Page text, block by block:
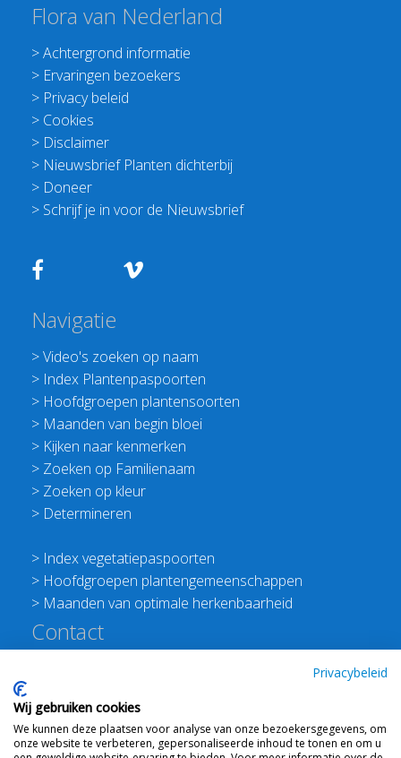
Flora van Nederland
>Achtergrond informatie
> Ervaringen bezoekers
> Privacy beleid
> Cookies
> Disclaimer
> Nieuwsbrief Planten dichterbij
> Doneer
> Schrijf je in voor de Nieuwsbrief
Navigatie
>Video's zoeken op naam
> Index Plantenpaspoorten
> Hoofdgroepen plantensoorten
> Maanden van begin bloei
> Kijken naar kenmerken
> Zoeken op Familienaam
> Zoeken op kleur
> Determineren
> Index vegetatiepaspoorten
> Hoofdgroepen plantengemeenschappen
> Maanden van optimale herkenbaarheid
Contact
E:info@floravannederland.nl
Plein 1992 70F 6221JP Maastricht
Privacybeleid
Wij gebruiken cookies
We kunnen deze plaatsen voor analyse van onze bezoekersgegevens, om
onze website te verbeteren, gepersonaliseerde inhoud te tonen en om u